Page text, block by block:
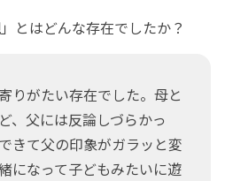
」とはどんな存在でしたか？
りがたい存在でした。母と
、父には反論しづらかっ
きて父の印象がガラッと変
になって子どもみたいに遊